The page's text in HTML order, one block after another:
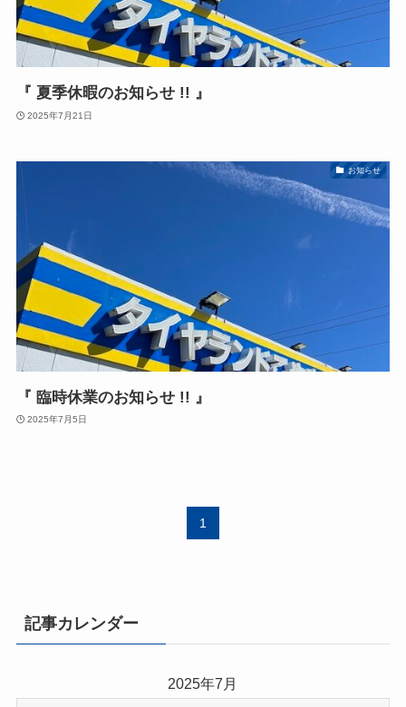
『 夏季休暇のお知らせ !! 』
2025年7月21日
お知らせ
『 臨時休業のお知らせ !! 』
2025年7月5日
1
記事カレンダー
2025年7月